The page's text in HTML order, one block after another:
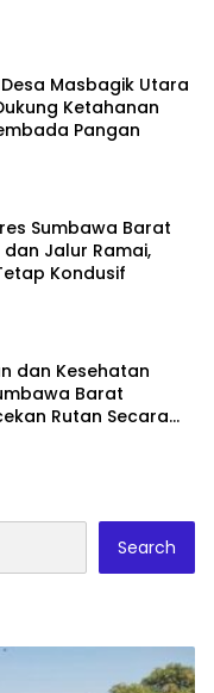
Masbagik Utara
Ketahanan
Pangan
Sumbawa Barat
Jalur Ramai,
Kondusif
dan Kesehatan
Barat
Rutan Secara
Search